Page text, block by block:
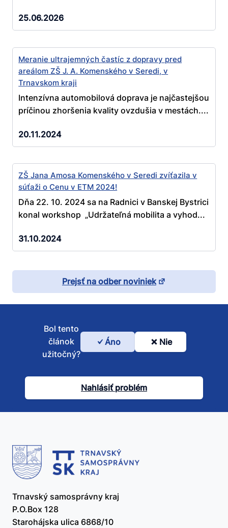
25.06.2026
Meranie ultrajemných častíc z dopravy pred
areálom ZŠ J. A. Komenského v Seredi, v
Trnavskom kraji
Intenzívna automobilová doprava je najčastejšou
príčinou zhoršenia kvality ovzdušia v mestách....
20.11.2024
ZŠ Jana Amosa Komenského v Seredi zvíťazila v
súťaži o Cenu v ETM 2024!
Dňa 22. 10. 2024 sa na Radnici v Banskej Bystrici
konal workshop „Udržateľná mobilita a vyhod...
31.10.2024
Prejsť na odber noviniek
Bol
článok
užitočný?
Bol tento
článok
užitočný?
Áno Nie
Nahlásiť problém
Trnavský samosprávny kraj
P.O.Box 128
Starohájska ulica 6868/10